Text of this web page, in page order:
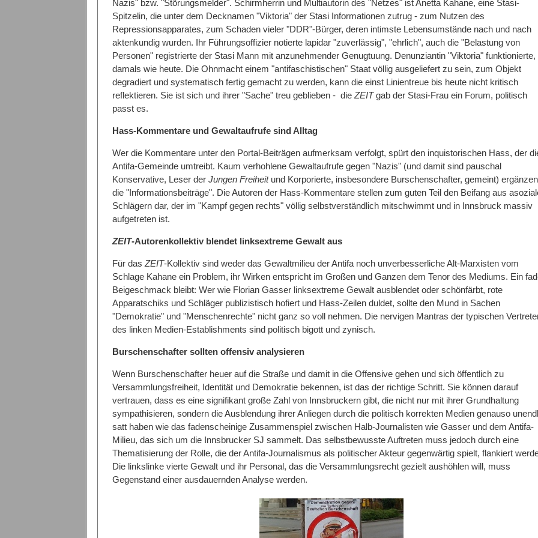
Nazis" bzw. "Störungsmelder". Schirmherrin und Multiautorin des "Netzes" ist Anetta Kahane, eine Stasi-
Spitzelin, die unter dem Decknamen "Viktoria" der Stasi Informationen zutrug - zum Nutzen des
Repressionsapparates, zum Schaden vieler "DDR"-Bürger, deren intimste Lebensumstände nach und nach
aktenkundig wurden. Ihr Führungsoffizier notierte lapidar "zuverlässig", "ehrlich", auch die "Belastung von
Personen" registrierte der Stasi Mann mit anzunehmender Genugtuung. Denunziantin "Viktoria" funktionierte,
damals wie heute. Die Ohnmacht einem "antifaschistischen" Staat völlig ausgeliefert zu sein, zum Objekt
degradiert und systematisch fertig gemacht zu werden, kann die einst Linientreue bis heute nicht kritisch
reflektieren. Sie ist sich und ihrer "Sache" treu geblieben - die ZEITgab der Stasi-Frau ein Forum, politisch
passt es.
Hass-Kommentare und Gewaltaufrufe sind Alltag
Wer die Kommentare unter den Portal-Beiträgen aufmerksam verfolgt, spürt den inquistorischen Hass, der
Antifa-Gemeinde umtreibt. Kaum verhohlene Gewaltaufrufe gegen "Nazis" (und damit sind pauschal
Konservative, Leser der Jungen Freiheitund Korporierte, insbesondere Burschenschafter, gemeint) ergänzen
die "Informationsbeiträge". Die Autoren der Hass-Kommentare stellen zum guten Teil den Beifang aus
Schlägern dar, der im "Kampf gegen rechts" völlig selbstverständlich mitschwimmt und in Innsbruck massiv
aufgetreten ist.
ZEIT-Autorenkollektiv blendet linksextreme Gewalt aus
Für das ZEIT-Kollektiv sind weder das Gewaltmilieu der Antifa noch unverbesserliche Alt-Marxisten vom
Schlage Kahane ein Problem, ihr Wirken entspricht im Großen und Ganzen dem Tenor des Mediums. Ein
Beigeschmack bleibt: Wer wie Florian Gasser linksextreme Gewalt ausblendet oder schönfärbt, rote
Apparatschiks und Schläger publizistisch hofiert und Hass-Zeilen duldet, sollte den Mund in Sachen
"Demokratie" und "Menschenrechte" nicht ganz so voll nehmen. Die nervigen Mantras der typischen
des linken Medien-Establishments sind politisch bigott und zynisch.
Burschenschafter sollten offensiv analysieren
Wenn Burschenschafter heuer auf die Straße und damit in die Offensive gehen und sich öffentlich zu
Versammlungsfreiheit, Identität und Demokratie bekennen, ist das der richtige Schritt. Sie können darauf
vertrauen, dass es eine signifikant große Zahl von Innsbruckern gibt, die nicht nur mit ihrer Grundhaltung
sympathisieren, sondern die Ausblendung ihrer Anliegen durch die politisch korrekten Medien genauso
satt haben wie das fadenscheinige Zusammenspiel zwischen Halb-Journalisten wie Gasser und dem Antifa-
Milieu, das sich um die Innsbrucker SJ sammelt. Das selbstbewusste Auftreten muss jedoch durch eine
Thematisierung der Rolle, die der Antifa-Journalismus als politischer Akteur gegenwärtig spielt, flankiert
Die linkslinke vierte Gewalt und ihr Personal, das die Versammlungsrecht gezielt aushöhlen will, muss
Gegenstand einer ausdauernden Analyse werden.